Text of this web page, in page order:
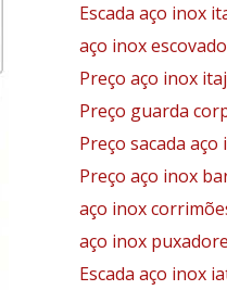
Escada aço inox
aço inox
Preço aço inox
Preço guarda
Preço sacada
Preço aço inox
aço inox
aço inox
Escada aço inox